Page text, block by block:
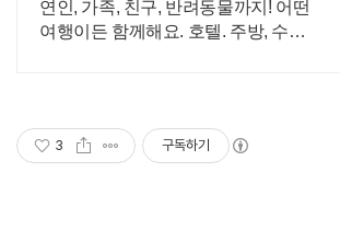
우리집처럼
연인, 가족, 친구, 반려동물까지! 어떤
여행이든 함께해요. 호텔. 주방, 수영
3 구독하기